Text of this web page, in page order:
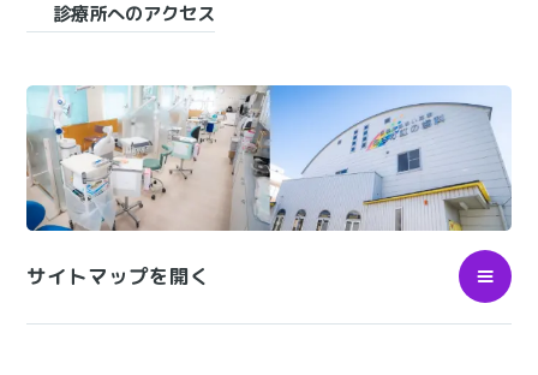
診療所へのアクセス
サイトマップを開く